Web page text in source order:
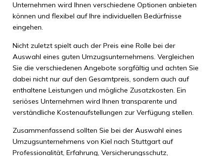
Unternehmen wird Ihnen verschiedene Optionen anbieten
können und flexibel auf Ihre individuellen Bedürfnisse
eingehen.
Nicht zuletzt spielt auch der Preis eine Rolle bei der
Auswahl eines guten Umzugsunternehmens. Vergleichen
Sie die verschiedenen Angebote sorgfältig und achten Sie
dabei nicht nur auf den Gesamtpreis, sondern auch auf
enthaltene Leistungen und mögliche Zusatzkosten. Ein
seriöses Unternehmen wird Ihnen transparente und
verständliche Kostenaufstellungen zur Verfügung stellen.
Zusammenfassend sollten Sie bei der Auswahl eines
Umzugsunternehmens von Kiel nach Stuttgart auf
Professionalität, Erfahrung, Versicherungsschutz,